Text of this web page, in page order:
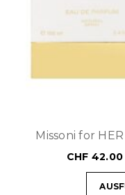
Missoni for
CHF 42.00